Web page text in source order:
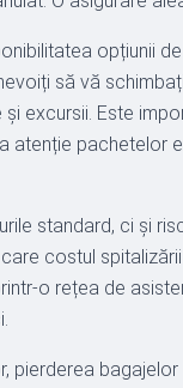
opțiunii
să vă
excursii. Este
atenție pachetelor
standard, ci și
costul
o rețea de